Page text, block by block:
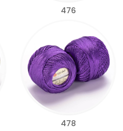
476
478